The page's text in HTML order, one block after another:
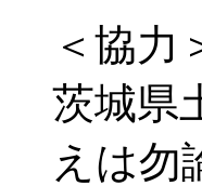
＜協
茨城県
えは勿